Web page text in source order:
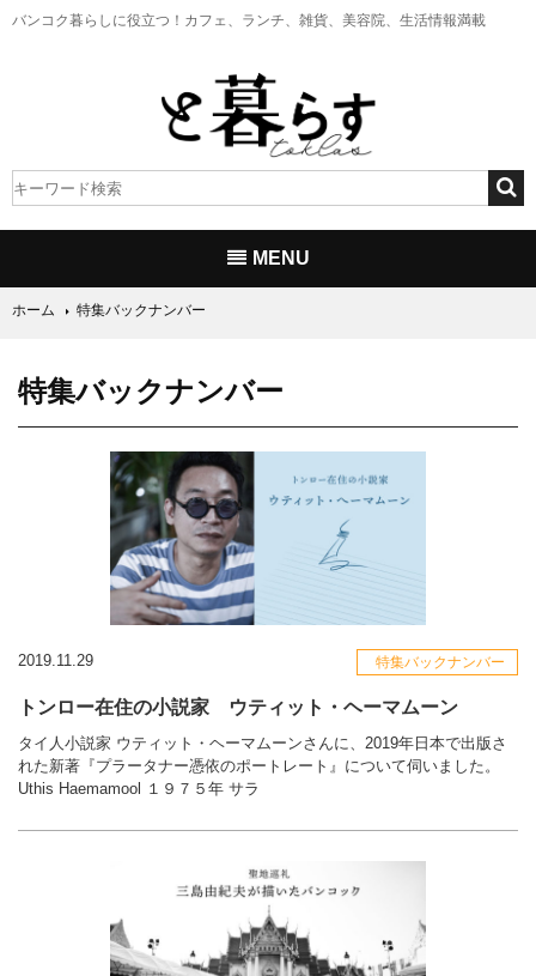
バンコク暮らしに役立つ！ カフェ、ランチ、雑貨、美容院、生活情報満載
MENU
ホーム 特集バックナンバー
特集バックナンバー
2019.11.29 特集バックナンバー
トンロー在住の小説家 ウティット・ヘーマムーン
タイ人小説家 ウティット・ヘーマムーンさんに、2019年日本で出版さ
れた新著『プラータナー憑依のポートレート』について伺いました。
Uthis Haemamool １９７５年 サラ